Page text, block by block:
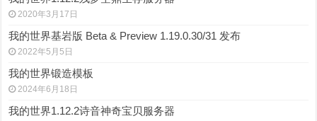
2020年3月17日
我的世界基岩版 Beta & Preview 1.19.0.30/31 发布
2022年5月5日
我的世界锻造模板
2024年6月18日
我的世界1.12.2诗音神奇宝贝服务器